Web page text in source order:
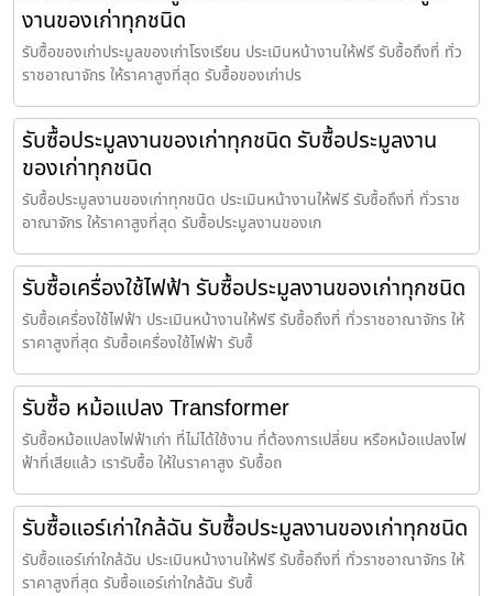
งานของเก่าทุกชนิด
รับซื้อของเก่าประมูลของเก่าโรงเรียน ประเมินหน้างานให้ฟรี รับซื้อถึงที่ ทั่ว
ราชอาณาจักร ให้ราคาสูงที่สุด รับซื้อของเก่าปร
รับซื้อประมูลงานของเก่าทุกชนิด รับซื้อประมูลงาน
ของเก่าทุกชนิด
รับซื้อประมูลงานของเก่าทุกชนิด ประเมินหน้างานให้ฟรี รับซื้อถึงที่ ทั่วราช
อาณาจักร ให้ราคาสูงที่สุด รับซื้อประมูลงานของเก
รับซื้อเครื่องใช้ไฟฟ้า รับซื้อประมูลงานของเก่าทุกชนิด
รับซื้อเครื่องใช้ไฟฟ้า ประเมินหน้างานให้ฟรี รับซื้อถึงที่ ทั่วราชอาณาจักร ให้
ราคาสูงที่สุด รับซื้อเครื่องใช้ไฟฟ้า รับซื้
รับซื้อ หม้อแปลง Transformer
รับซื้อหม้อแปลงไฟฟ้าเก่า ที่ไม่ได้ใช้งาน ที่ต้องการเปลี่ยน หรือหม้อแปลงไฟ
ฟ้าที่เสียแล้ว เรารับซื้อ ให้ในราคาสูง รับซื้อถ
รับซื้อแอร์เก่าใกล้ฉัน รับซื้อประมูลงานของเก่าทุกชนิด
รับซื้อแอร์เก่าใกล้ฉัน ประเมินหน้างานให้ฟรี รับซื้อถึงที่ ทั่วราชอาณาจักร ให้
ราคาสูงที่สุด รับซื้อแอร์เก่าใกล้ฉัน รับซื้